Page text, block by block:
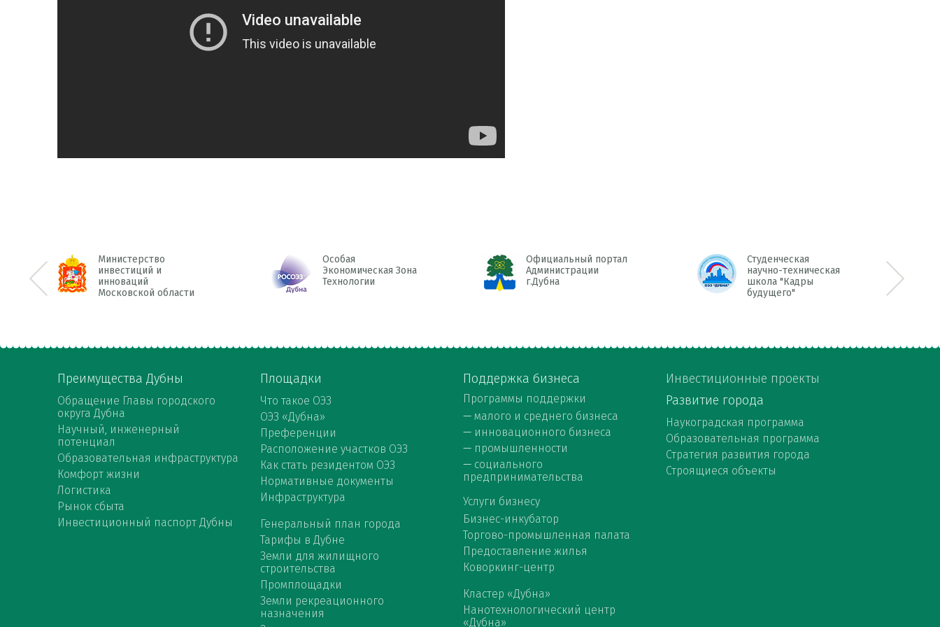
Министерство
инвестиций и
инноваций
Московской области
Особая
Экономическая Зона
Технологии
Официальный портал
Администрации
г.Дубна
Студенческая
научно-техническая
школа "Кадры
будущего"
<< Prev Next >>
Преимущества Дубны
Обращение Главы городского
округа Дубна
Научный, инженерный
потенциал
Образовательная инфраструктура
Комфорт жизни
Логистика
Рынок сбыта
Инвестиционный паспорт Дубны
Площадки
Что такое ОЭЗ
ОЭЗ «Дубна»
Преференции
Расположение участков ОЭЗ
Как стать резидентом ОЭЗ
Нормативные документы
Инфраструктура
Генеральный план города
Тарифы в Дубне
Земли для жилищного
строительства
Промплощадки
Земли рекреационного
назначения
Поддержка бизнеса
Программы поддержки
— малого и среднего бизнеса
— инновационного бизнеса
— промышленности
— социального
предпринимательства
Услуги бизнесу
Бизнес-инкубатор
Торгово-промышленная палата
Предоставление жилья
Коворкинг-центр
Кластер «Дубна»
Нанотехнологический центр
«Дубна»
Инвестиционные проекты
Развитие города
Наукоградская программа
Образовательная программа
Стратегия развития города
Строящиеся объекты